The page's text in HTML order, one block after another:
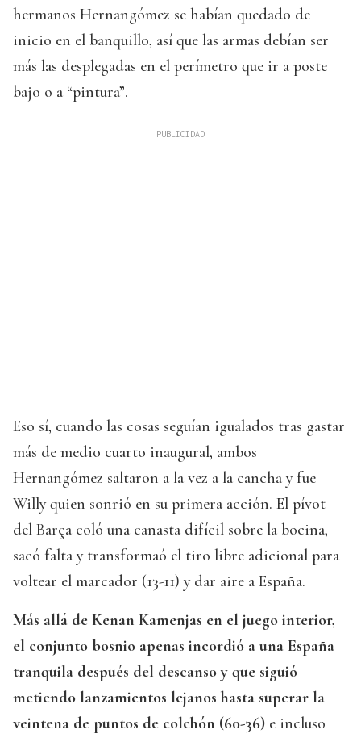
hermanos Hernangómez se habían quedado de
inicio en el banquillo, así que las armas debían ser
más las desplegadas en el perímetro que ir a poste
bajo o a “pintura”.
Eso sí, cuando las cosas seguían igualados tras gastar
más de medio cuarto inaugural, ambos
Hernangómez saltaron a la vez a la cancha y fue
Willy quien sonrió en su primera acción. El pívot
del Barça coló una canasta difícil sobre la bocina,
sacó falta y transformaó el tiro libre adicional para
voltear el marcador (13-11) y dar aire a España.
Más allá de Kenan Kamenjas en el juego interior,
el conjunto bosnio apenas incordió a una España
tranquila después del descanso y que siguió
metiendo lanzamientos lejanos hasta superar la
veintena de puntos de colchón (60-36) e incluso